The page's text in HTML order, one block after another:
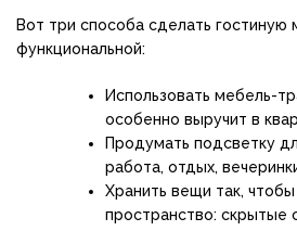
Вот три способа сделать гостиную
функциональной:
Использовать мебель-
особенно выручит в
Продумать подсветку
работа, отдых,
Хранить вещи так,
пространство: скрытые